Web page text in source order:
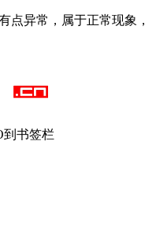
点异常，属于正常现象，
到书签栏